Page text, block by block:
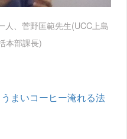
人、菅野匡範先生(UCC上島
本部課長)
まいコーヒー淹れる法